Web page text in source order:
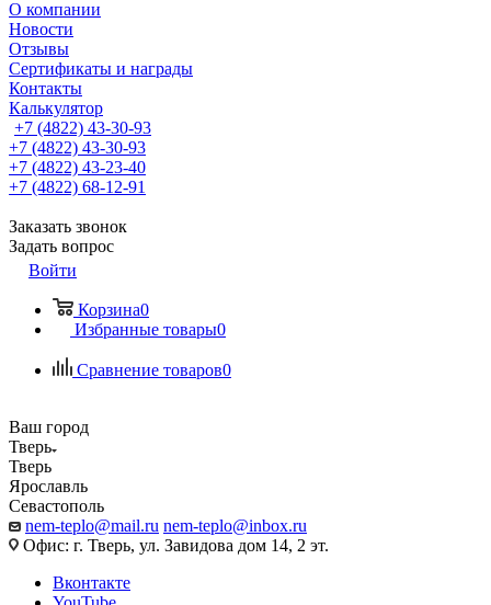
О компании
Новости
Отзывы
Сертификаты и награды
Контакты
Калькулятор
+7 (4822) 43-30-93
+7 (4822) 43-30-93
+7 (4822) 43-23-40
+7 (4822) 68-12-91
Заказать звонок
Задать вопрос
Войти
Корзина0
Избранные товары0
Сравнение товаров0
Ваш город
Тверь
Тверь
Ярославль
Севастополь
nem-teplo@mail.ru nem-teplo@inbox.ru
Офис: г. Тверь, ул. Завидова дом 14, 2 эт.
Вконтакте